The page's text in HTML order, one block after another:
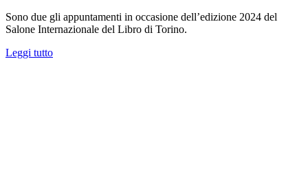
Sono due gli appuntamenti in occasione dell’edizione 2024 del
Salone Internazionale del Libro di Torino.
Leggi tutto